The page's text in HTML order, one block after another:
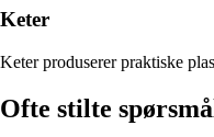
Keter
Keter produserer praktiske
Ofte stilte